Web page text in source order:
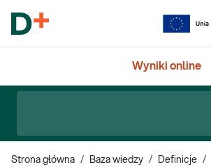
Wyniki online
Strona główna / Baza wiedzy / Definicje /